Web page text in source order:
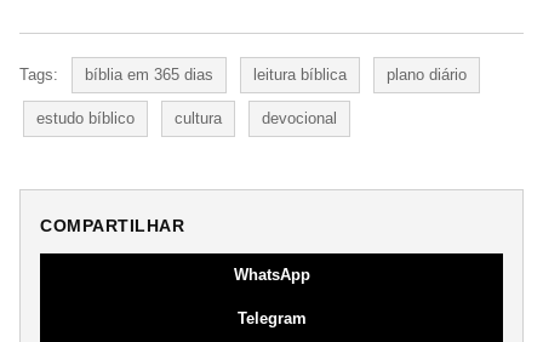
Tags: bíblia em 365 dias leitura bíblica plano diário
estudo bíblico cultura devocional
COMPARTILHAR
WhatsApp
Telegram